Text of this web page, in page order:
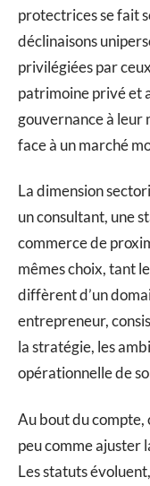
protectrices se fait
déclinaisons
privilégiées par
patrimoine privé et
gouvernance à leur
face à un marché
La dimension
un consultant, une
commerce de
mêmes choix, tant
diffèrent d’un
entrepreneur,
la stratégie, les
opérationnelle de
Au bout du compte,
peu comme ajuster
Les statuts